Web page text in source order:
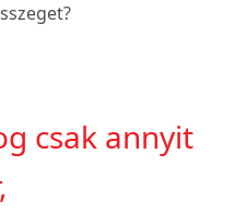
csak annyit